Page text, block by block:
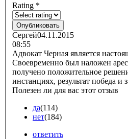
Rating *
Сергей04.11.2015
08:55
Адвокат Черная является
Своевременно был наложен
получено положительное
инстанциях, результат победа и
Полезен ли для вас этот отзыв
да(114)
нет(184)
ответить